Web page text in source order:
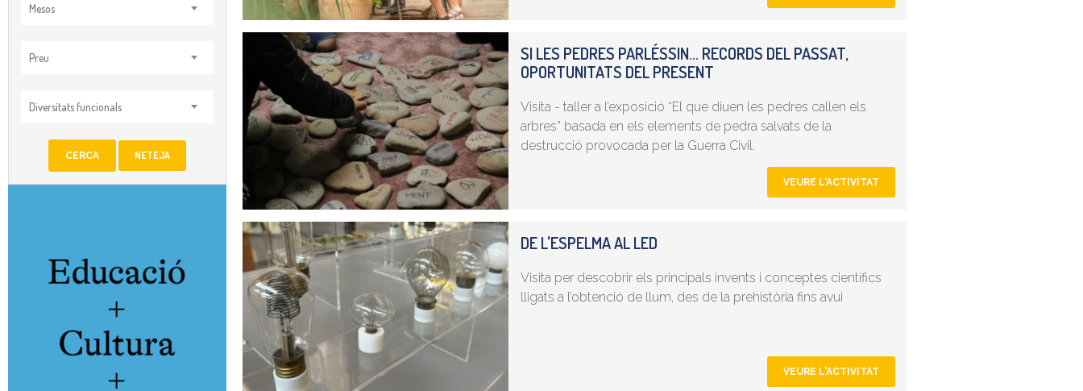
Mesos
Preu
Diversitats funcionals
CERCA NETEJA
SI LES PEDRES PARLÉSSIN... RECORDS DEL PASSAT,
OPORTUNITATS DEL PRESENT
Visita - taller a l’exposició “El que diuen les pedres callen els
arbres” basada en els elements de pedra salvats de la
destrucció provocada per la Guerra Civil.
VEURE L'ACTIVITAT
DE L'ESPELMA AL LED
Visita per descobrir els principals invents i conceptes científics
lligats a l’obtenció de llum, des de la prehistòria fins avui
VEURE L'ACTIVITAT